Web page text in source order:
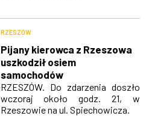
RZESZÓW
Pijany kierowca z Rzeszowa
uszkodził osiem
samochodów
RZESZÓW. Do zdarzenia doszło
wczoraj około godz. 21, w
Rzeszowie na ul. Spiechowicza.